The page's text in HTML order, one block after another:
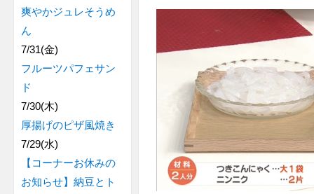
爽やかジュレそうめ
ん
7/31(金)
フルーツパフェサン
ド
7/30(木)
厚揚げのピザ風焼き
7/29(水)
【コーナーお休みの
お知らせ】納豆とト